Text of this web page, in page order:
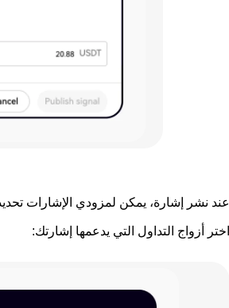
عند نشر إشارة، يمكن لمزودي الإشارات
اختر أزواج التداول التي يدعمها إشارتك: